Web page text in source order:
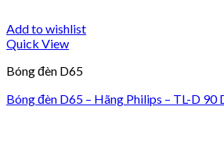
Add to wishlist
Quick View
Bóng đèn D65
Bóng đèn D65 – Hãng Philips – TL-D